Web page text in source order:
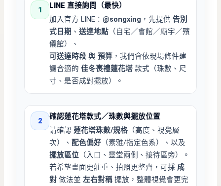
1
LINE 直接詢問（最快）
加入官方 LINE：@songxing ，先提供告別
式日期 、送達地點 （自宅／會館／廟宇／殯
儀館）、
可送達時段 與預算 ，我們會依現場條件建
議合適的佳冬喪禮蓮花塔 款式（珠數、尺
寸、是否成對擺放）。
2
確認蓮花塔款式／珠數與擺放位置
請確認 蓮花塔珠數/規格 （高度、視覺層
次）、 配色偏好 （素雅/指定色系）、以及
擺放區位 （入口、靈堂兩側、接待區旁）。
若希望畫面更莊重、拍照更整齊，可採 成
對 做法並左右對稱 擺放，整體視覺會更完